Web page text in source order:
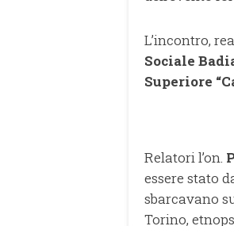
L’incontro,
Sociale
Superiore
Relatori l’on.
essere stato
sbarcavano
Torino,